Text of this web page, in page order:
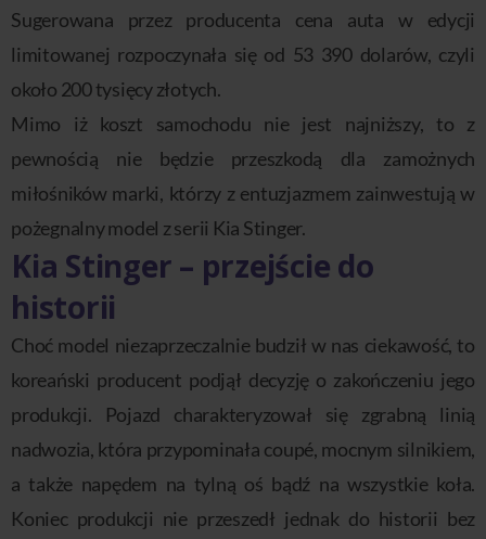
Sugerowana przez producenta cena auta w edycji
limitowanej rozpoczynała się od 53 390 dolarów, czyli
około 200 tysięcy złotych.
Mimo iż koszt samochodu nie jest najniższy, to z
pewnością nie będzie przeszkodą dla zamożnych
miłośników marki, którzy z entuzjazmem zainwestują w
pożegnalny model z serii Kia Stinger.
Kia Stinger – przejście do
historii
Choć model niezaprzeczalnie budził w nas ciekawość, to
koreański producent podjął decyzję o zakończeniu jego
produkcji. Pojazd charakteryzował się zgrabną linią
nadwozia, która przypominała coupé, mocnym silnikiem,
a także napędem na tylną oś bądź na wszystkie koła.
Koniec produkcji nie przeszedł jednak do historii bez